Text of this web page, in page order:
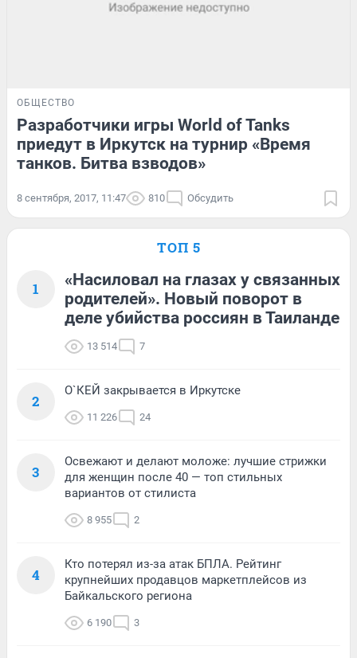
ОБЩЕСТВО
Разработчики игры World of Tanks
приедут в Иркутск на турнир «Время
танков. Битва взводов»
8 сентября, 2017, 11:47 810 Обсудить
ТОП 5
1
«Насиловал на глазах у связанных
родителей». Новый поворот в
деле убийства россиян в Таиланде
13 514 7
2
О`КЕЙ закрывается в Иркутске
11 226 24
3
Освежают и делают моложе: лучшие стрижки
для женщин после 40 — топ стильных
вариантов от стилиста
8 955 2
4
Кто потерял из-за атак БПЛА. Рейтинг
крупнейших продавцов маркетплейсов из
Байкальского региона
6 190 3